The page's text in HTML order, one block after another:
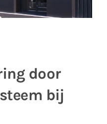
door
bij